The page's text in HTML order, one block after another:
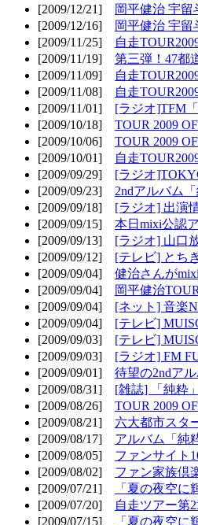
[2009/12/21]
岡平健治 宇
[2009/12/16]
岡平健治 宇
[2009/11/25]
自走
[2009/11/19] 第三弾！47都
[2009/11/09]
自走
[2009/11/08]
自走
[2009/11/01] [ラジオ]TFM
[2009/10/18] TOUR 2009
[2009/10/06] TOUR 2009
[2009/10/01]
自走
[2009/09/29] [ラジオ
[2009/09/23] 2ndアルバム
[2009/09/18] [ラジオ] 出演
[2009/09/15] 本日mixi公認
[2009/09/13] [ラジオ] 山口
[2009/09/12] [テレビ] とち
[2009/09/04] 健治さんが
[2009/09/04]
岡平健治
[2009/09/04] [ネット] 音楽
[2009/09/04] [テレビ]
[2009/09/03] [テレビ]
[2009/09/03] [ラジオ] FM
[2009/09/01] 待望の2ndア
[2009/08/31] [雑誌] 「純粋
[2009/08/26] TOUR 2009
[2009/08/21] 六大都市スタ
[2009/08/17] アルバム「純
[2009/08/05] ファンサイト
[2009/08/02] ファン家族倶
[2009/07/21]
「夏の夜空
[2009/07/20]
自走ツアー第
[2009/07/15]
「夏の夜空